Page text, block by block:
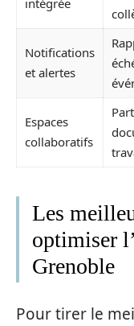
intégrée
Notifications
et alertes
Espaces
collaboratifs
Les
optimiser
Grenoble
Pour tirer le